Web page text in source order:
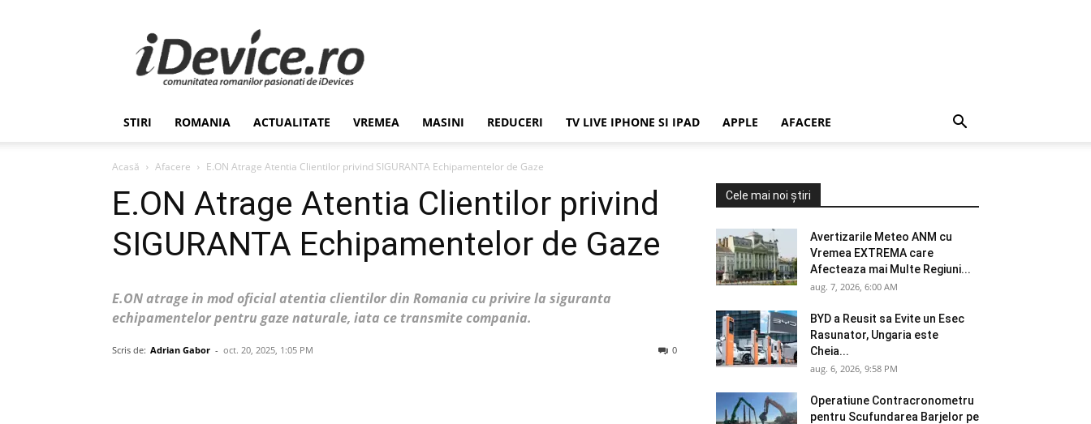
Stiri
de
Ultima
Ora
Romania,
Economie,
–
iDevice.ro
STIRI ROMANIA ACTUALITATE VREMEA MASINI REDUCERI TV LIVE IPHONE SI IPAD APPLE AFACERE
Acasă Afacere E.ON Atrage Atentia Clientilor privind SIGURANTA Echipamentelor de Gaze
E.ON Atrage Atentia Clientilor privind
SIGURANTA Echipamentelor de Gaze
E.ON atrage in mod oficial atentia clientilor din Romania cu privire la siguranta
echipamentelor pentru gaze naturale, iata ce transmite compania.
Scris de: Adrian Gabor - oct. 20, 2025, 1:05 PM 0
Cele mai noi știri
Avertizarile Meteo ANM cu
Vremea EXTREMA care
Afecteaza mai Multe Regiuni...
aug. 7, 2026, 6:00 AM
BYD a Reusit sa Evite un Esec
Rasunator, Ungaria este
Cheia...
aug. 6, 2026, 9:58 PM
Operatiune Contracronometru
pentru Scufundarea Barjelor pe